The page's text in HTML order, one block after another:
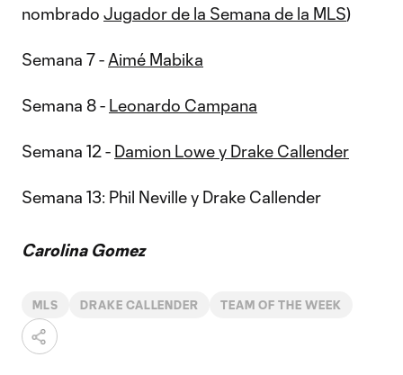
nombrado Jugador de la Semana de la MLS)
Semana 7 - Aimé Mabika
Semana 8 - Leonardo Campana
Semana 12 - Damion Lowe y Drake Callender
Semana 13: Phil Neville y Drake Callender
Carolina Gomez
MLS DRAKE CALLENDER TEAM OF THE WEEK